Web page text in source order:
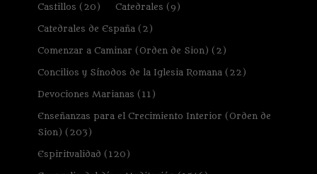
Castillos (20) Catedrales (9)
Catedrales de España (2)
Comenzar a Caminar (Orden de Sion) (2)
Concilios y Sínodos de la Iglesia Romana (22)
Devociones Marianas (11)
Enseñanzas para el Crecimiento Interior (Orden de
Sion) (203)
Espiritualidad (120)